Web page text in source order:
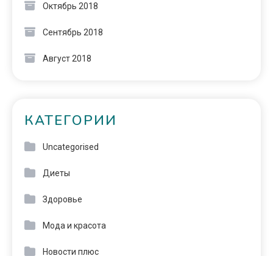
Октябрь 2018
Сентябрь 2018
Август 2018
КАТЕГОРИИ
Uncategorised
Диеты
Здоровье
Мода и красота
Новости плюс